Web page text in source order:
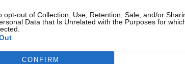
opt-out of Collection, Use, Retention, Sale, and/or
Data that Is Unrelated with the Purposes for
CONFIRM
ci si sarà iscritti, ogni utente potrà
gratuiteda poter scaricare sullo
tutti i contenuti ufficiali e ogni utente potrà
che verranno proposte. L’app evidenzierà gli